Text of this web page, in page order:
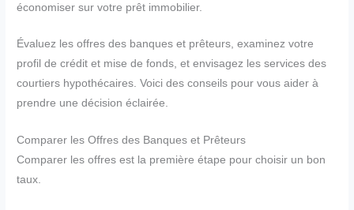
économiser sur votre prêt immobilier.
Évaluez les offres des banques et prêteurs, examinez votre
profil de crédit et mise de fonds, et envisagez les services des
courtiers hypothécaires. Voici des conseils pour vous aider à
prendre une décision éclairée.
Comparer les Offres des Banques et Prêteurs
Comparer les offres est la première étape pour choisir un bon
taux.